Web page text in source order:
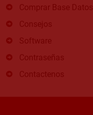
Comprar Base Datos
Consejos
Software
Contraseñas
Contactenos